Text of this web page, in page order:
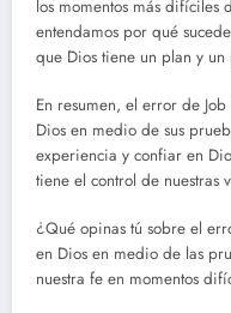
los momentos más difíciles
entendamos por qué
que Dios tiene un plan y
En resumen, el error de
Dios en medio de sus
experiencia y confiar en
tiene el control de nuestras
¿Qué opinas tú sobre el
en Dios en medio de las
nuestra fe en momentos